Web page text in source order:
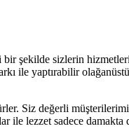
şekilde sizlerin
ile yaptırabilir
Siz değerli
ile lezzet sadece